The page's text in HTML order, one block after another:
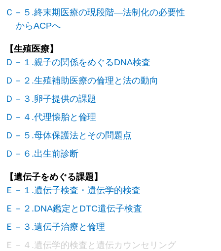
Ｃ－５.終末期医療の現段階―法制化の必要性
からACPへ
【生殖医療】
Ｄ－１.親子の関係をめぐるDNA検査
Ｄ－２.生殖補助医療の倫理と法の動向
Ｄ－３.卵子提供の課題
Ｄ－４.代理懐胎と倫理
Ｄ－５.母体保護法とその問題点
Ｄ－６.出生前診断
【遺伝子をめぐる課題】
Ｅ－１.遺伝子検査・遺伝学的検査
Ｅ－２.DNA鑑定とDTC遺伝子検査
Ｅ－３.遺伝子治療と倫理
Ｅ－４.遺伝学的検査と遺伝カウンセリング